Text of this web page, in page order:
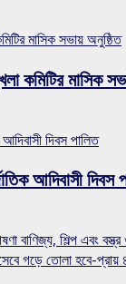
মাসিক সভায় অনুষ্ঠিত
কমিটির মাসিক
দিবস পালিত
আদিবাসী দিবস
বাণিজ্য, শিল্প এবং
হিসেবে গড়ে তোলা হবে-